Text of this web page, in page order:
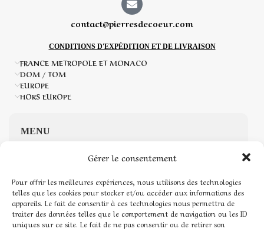
Gérer le consentement
Pour offrir les meilleures expériences, nous utilisons des technologies
telles que les cookies pour stocker et/ou accéder aux informations des
appareils. Le fait de consentir à ces technologies nous permettra de
traiter des données telles que le comportement de navigation ou les ID
uniques sur ce site. Le fait de ne pas consentir ou de retirer son
contact@pierresdecoeur.com
CONDITIONS D'EXPÉDITION ET DE LIVRAISON
FRANCE METROPOLE ET MONACO
DOM / TOM
EUROPE
HORS EUROPE
MENU
Boutique de Pierres naturelles
Mon compte